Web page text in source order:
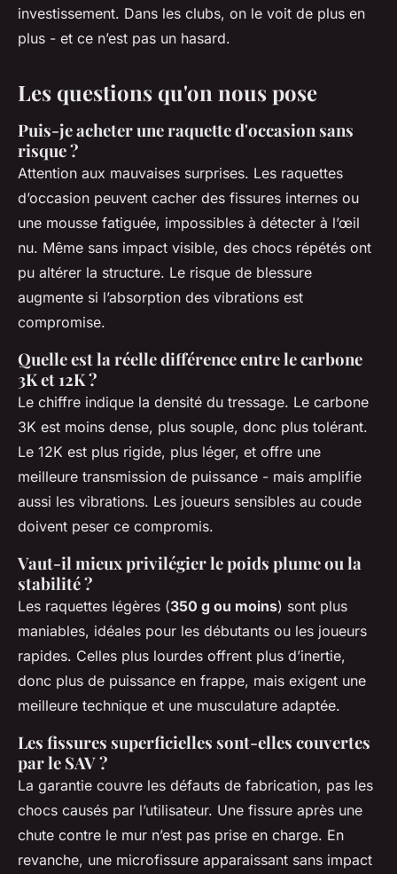
investissement. Dans les clubs, on le voit de plus en
plus - et ce n’est pas un hasard.
Les questions qu'on nous pose
Puis-je acheter une raquette d'occasion sans
risque ?
Attention aux mauvaises surprises. Les raquettes
d’occasion peuvent cacher des fissures internes ou
une mousse fatiguée, impossibles à détecter à l’œil
nu. Même sans impact visible, des chocs répétés ont
pu altérer la structure. Le risque de blessure
augmente si l’absorption des vibrations est
compromise.
Quelle est la réelle différence entre le carbone
3K et 12K ?
Le chiffre indique la densité du tressage. Le carbone
3K est moins dense, plus souple, donc plus tolérant.
Le 12K est plus rigide, plus léger, et offre une
meilleure transmission de puissance - mais amplifie
aussi les vibrations. Les joueurs sensibles au coude
doivent peser ce compromis.
Vaut-il mieux privilégier le poids plume ou la
stabilité ?
Les raquettes légères (350 g ou moins) sont plus
maniables, idéales pour les débutants ou les joueurs
rapides. Celles plus lourdes offrent plus d’inertie,
donc plus de puissance en frappe, mais exigent une
meilleure technique et une musculature adaptée.
Les fissures superficielles sont-elles couvertes
par le SAV ?
La garantie couvre les défauts de fabrication, pas les
chocs causés par l’utilisateur. Une fissure après une
chute contre le mur n’est pas prise en charge. En
revanche, une microfissure apparaissant sans impact